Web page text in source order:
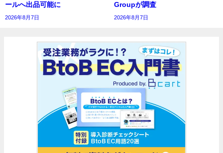
ールへ出品可能に
2026年8月7日
Groupが調査
2026年8月7日